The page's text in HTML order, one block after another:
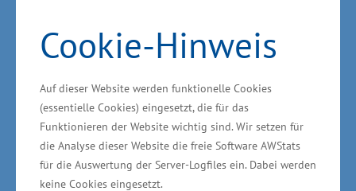
Cookie-Hinweis
Auf dieser Website werden funktionelle Cookies
(essentielle Cookies) eingesetzt, die für das
Funktionieren der Website wichtig sind. Wir setzen für
die Analyse dieser Website die freie Software AWStats
für die Auswertung der Server-Logfiles ein. Dabei werden
keine Cookies eingesetzt.
Kundenwünsche abstellen. So soll die
Marktposition weiter nachhaltig gesichert
werden. Zugleich entstehen mit der
Erweiterung vier neue Arbeitsplätze für
Maschinen- und Anlagenführer sowie
Mechaniker; 23 Arbeitsplätze werden
gesichert“, sagte der Minister für Wirtschaft,